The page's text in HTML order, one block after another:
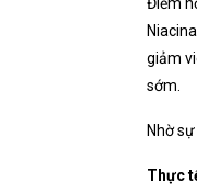
Điểm
giảm
sớm.
Nhờ
Thực